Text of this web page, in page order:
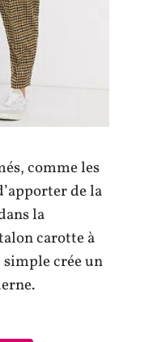
comme les
de la
la
carotte à
crée un